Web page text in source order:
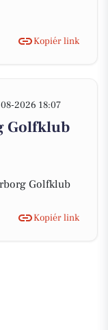
Kopiér link
2026 18:07
Golfklub
Golfklub
Kopiér link